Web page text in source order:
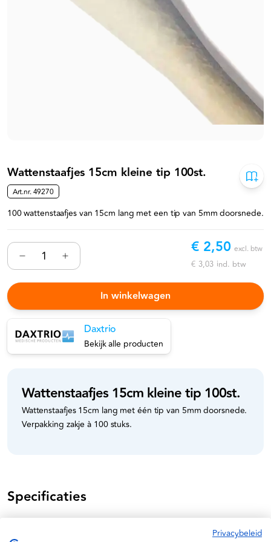
Wattenstaafjes 15cm kleine tip 100st.
Art.nr.49270
100 wattenstaafjes van 15cm lang met een tip van 5mm doorsnede.
€ 2,50 excl. btw
€ 3,03 incl. btw
In winkelwagen
Daxtrio
Bekijk alle producten
Wattenstaafjes 15cm kleine tip 100st.
Wattenstaafjes 15cm lang met één tip van 5mm doorsnede.
Verpakking zakje à 100 stuks.
Specificaties
Privacybeleid